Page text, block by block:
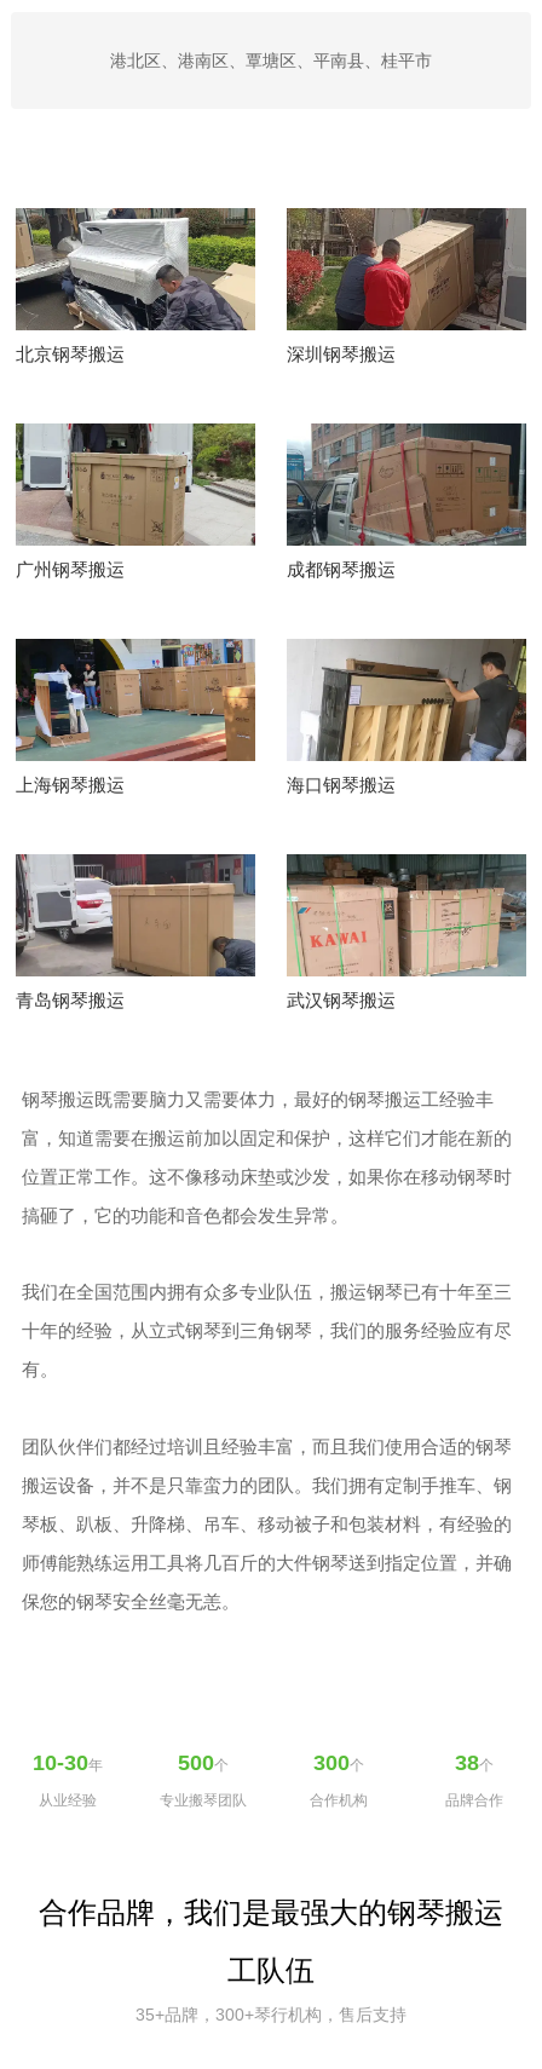
港北区、港南区、覃塘区、平南县、桂平市
北京钢琴搬运 深圳钢琴搬运
广州钢琴搬运 成都钢琴搬运
上海钢琴搬运 海口钢琴搬运
青岛钢琴搬运 武汉钢琴搬运
钢琴搬运既需要脑力又需要体力，最好的钢琴搬运工经验丰
富，知道需要在搬运前加以固定和保护，这样它们才能在新的
位置正常工作。这不像移动床垫或沙发，如果你在移动钢琴时
搞砸了，它的功能和音色都会发生异常。
我们在全国范围内拥有众多专业队伍，搬运钢琴已有十年至三
十年的经验，从立式钢琴到三角钢琴，我们的服务经验应有尽
有。
团队伙伴们都经过培训且经验丰富，而且我们使用合适的钢琴
搬运设备，并不是只靠蛮力的团队。我们拥有定制手推车、钢
琴板、趴板、升降梯、吊车、移动被子和包装材料，有经验的
师傅能熟练运用工具将几百斤的大件钢琴送到指定位置，并确
保您的钢琴安全丝毫无恙。
10-30年
从业经验
500个
专业搬琴团队
300个
合作机构
38个
品牌合作
合作品牌，我们是最强大的钢琴搬运
工队伍
35+品牌，300+琴行机构，售后支持